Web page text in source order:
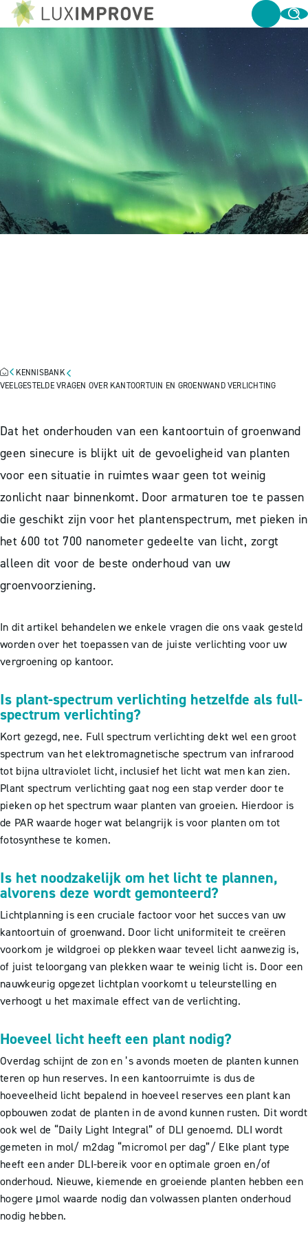
KENNISBANK
VEELGESTELDE VRAGEN OVER KANTOORTUIN EN GROENWAND VERLICHTING
Dat het onderhouden van een kantoortuin of groenwand
geen sinecure is blijkt uit de gevoeligheid van planten
voor een situatie in ruimtes waar geen tot weinig
zonlicht naar binnenkomt. Door armaturen toe te passen
die geschikt zijn voor het plantenspectrum, met pieken in
het 600 tot 700 nanometer gedeelte van licht, zorgt
alleen dit voor de beste onderhoud van uw
groenvoorziening.
In dit artikel behandelen we enkele vragen die ons vaak gesteld
worden over het toepassen van de juiste verlichting voor uw
vergroening op kantoor.
Is plant-spectrum verlichting hetzelfde als full-
spectrum verlichting?
Kort gezegd, nee. Full spectrum verlichting dekt wel een groot
spectrum van het elektromagnetische spectrum van infrarood
tot bijna ultraviolet licht, inclusief het licht wat men kan zien.
Plant spectrum verlichting gaat nog een stap verder door te
pieken op het spectrum waar planten van groeien. Hierdoor is
de PAR waarde hoger wat belangrijk is voor planten om tot
fotosynthese te komen.
Is het noodzakelijk om het licht te plannen,
alvorens deze wordt gemonteerd?
Lichtplanning is een cruciale factoor voor het succes van uw
kantoortuin of groenwand. Door licht uniformiteit te creëren
voorkom je wildgroei op plekken waar teveel licht aanwezig is,
of juist teloorgang van plekken waar te weinig licht is. Door een
nauwkeurig opgezet lichtplan voorkomt u teleurstelling en
verhoogt u het maximale effect van de verlichting.
Hoeveel licht heeft een plant nodig?
Overdag schijnt de zon en ’s avonds moeten de planten kunnen
teren op hun reserves. In een kantoorruimte is dus de
hoeveelheid licht bepalend in hoeveel reserves een plant kan
opbouwen zodat de planten in de avond kunnen rusten. Dit wordt
ook wel de “Daily Light Integral” of DLI genoemd. DLI wordt
gemeten in mol/ m2dag “micromol per dag”/ Elke plant type
heeft een ander DLI-bereik voor en optimale groen en/of
onderhoud. Nieuwe, kiemende en groeiende planten hebben een
hogere μmol waarde nodig dan volwassen planten onderhoud
nodig hebben.